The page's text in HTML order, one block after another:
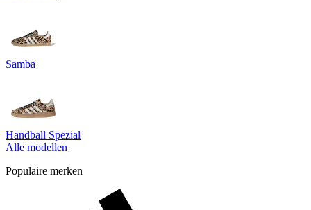
Samba
Handball Spezial
Alle modellen
Populaire merken